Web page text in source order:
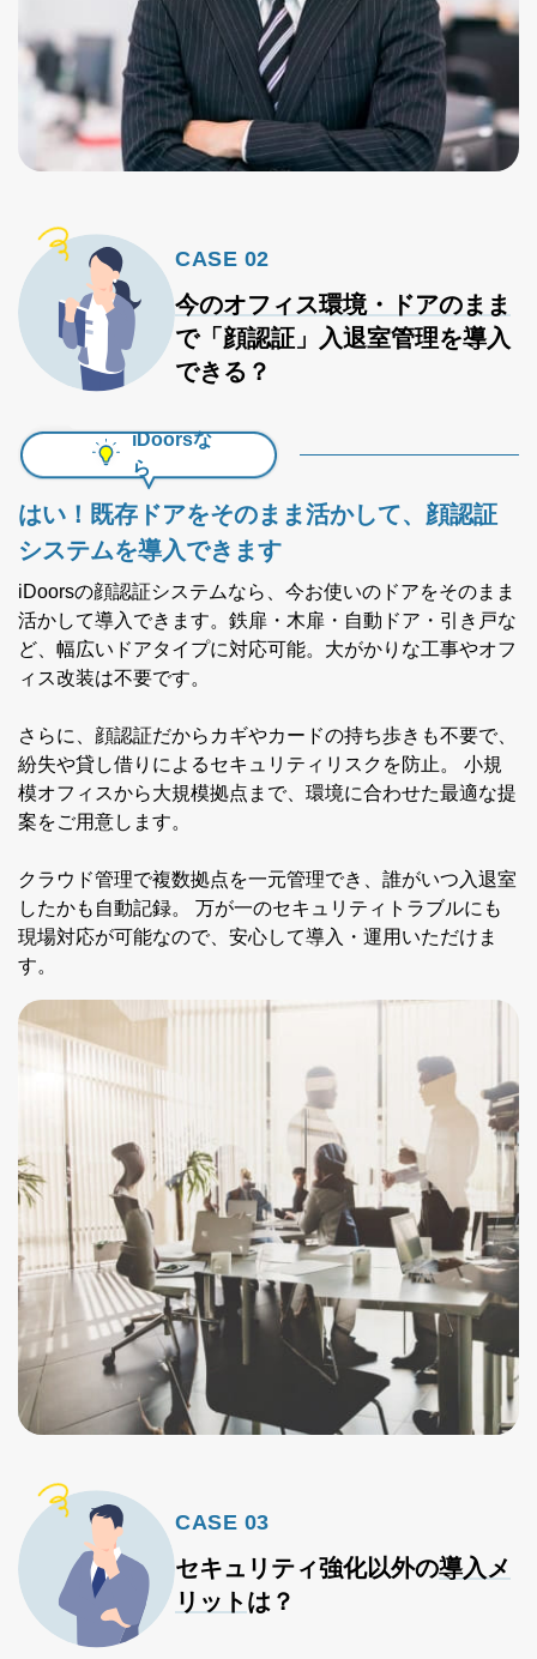
CASE 02
今のオフィス環境・ドアのまま
で「顔認証」入退室管理を導入
できる？
iDoorsな
ら
はい！ 既存ドアをそのまま活かして、顔認証
システムを導入できます
iDoorsの顔認証システムなら、今お使いのドアをそのまま
活かして導入できます。鉄扉・木扉・自動ドア・引き戸な
ど、幅広いドアタイプに対応可能。大がかりな工事やオフ
ィス改装は不要です。
さらに、顔認証だからカギやカードの持ち歩きも不要で、
紛失や貸し借りによるセキュリティリスクを防止。 小規
模オフィスから大規模拠点まで、環境に合わせた最適な提
案をご用意します。
クラウド管理で複数拠点を一元管理でき、誰がいつ入退室
したかも自動記録。 万が一のセキュリティトラブルにも
現場対応が可能なので、安心して導入・運用いただけま
す。
CASE 03
セキュリティ強化以外の導入メ
リットは？